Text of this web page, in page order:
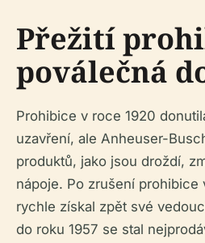
Přežití
poválečná
Prohibice v roce 1920
uzavření, ale Anheuser-
produktů, jako jsou droždí,
nápoje. Po zrušení prohibice
rychle získal zpět své
do roku 1957 se stal